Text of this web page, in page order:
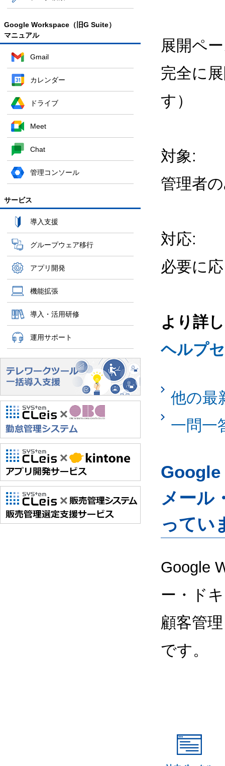
Google Workspace（旧G Suite）
マニュアル
Gmail
カレンダー
ドライブ
Meet
Chat
管理コンソール
サービス
導入支援
グループウェア移行
アプリ開発
機能拡張
導入・活用研修
運用サポート
展開ペ
完全に
す）
対象:
管理者
対応:
必要に
より詳
ヘルプ
他の最
一問一
Google
メール
ってい
Google
ー・ド
顧客管
です。